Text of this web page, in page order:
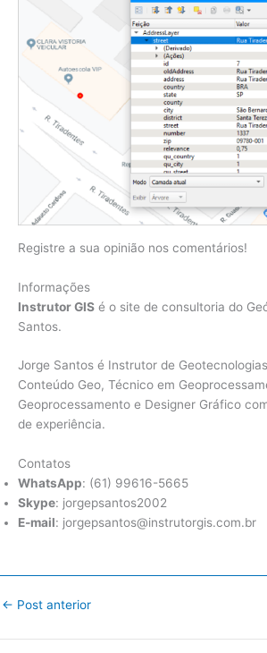
Registre a sua opinião nos comentários!
Informações
Instrutor GIS é o site de consultoria do
Santos.
Jorge Santos é Instrutor de
Conteúdo Geo, Técnico em
Geoprocessamento e Designer Gráfico
de experiência.
Contatos
WhatsApp: (61) 99616-5665
Skype: jorgepsantos2002
E-mail: jorgepsantos@instrutorgis.com.br
← Post anterior